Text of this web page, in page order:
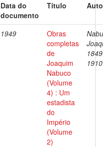
Data do
documento
Título
1949
Obras
completas
de
Joaquim
Nabuco
(Volume
4) : Um
estadista
do
Império
(Volume
2)
1910